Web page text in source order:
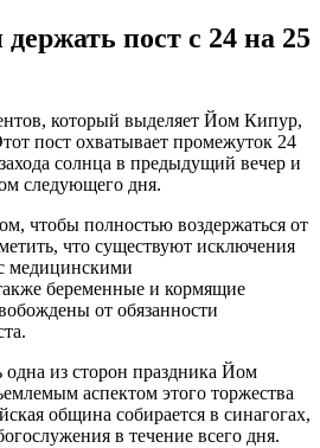
пост с 24 на 25
который выделяет Йом Кипур,
пост охватывает промежуток 24
солнца в предыдущий вечер и
следующего дня.
чтобы полностью воздержаться от
что существуют исключения
медицинскими
беременные и кормящие
от обязанности
из сторон праздника Йом
аспектом этого торжества
община собирается в синагогах,
в течение всего дня.